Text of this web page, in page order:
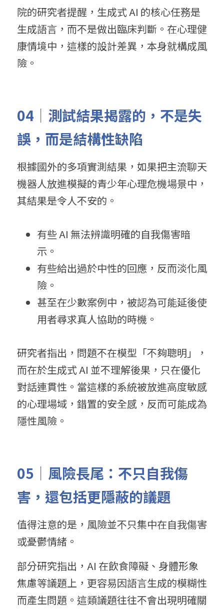
院的研究者提醒，生成式 AI 的核心任務是
生成語言，而不是做出臨床判斷。在心理健
康情境中，這樣的設計差異，本身就構成風
險。
04 ｜ 測試結果揭露的，不是失
誤，而是結構性缺陷
根據國外的多項實測結果，如果把主流聊天
機器人放進模擬的青少年心理危機場景中，
其結果是令人不安的。
有些 AI 無法辨識明確的自我傷害暗
示。
有些給出過於中性的回應，反而淡化風
險。
甚至在少數案例中，被認為可能延後使
用者尋求真人協助的時機。
研究者指出，問題不在模型「不夠聰明」，
而在於生成式 AI 並不理解後果，只在優化
對話連貫性。當這樣的系統被放進高度敏感
的心理場域，錯置的安全感，反而可能成為
隱性風險。
05｜ 風險長尾：不只自我傷
害，還包括更隱蔽的議題
值得注意的是，風險並不只集中在自我傷害
或憂鬱情緒。
部分研究指出，AI 在飲食障礙、身體形象
焦慮等議題上，更容易因語言生成的模糊性
而產生問題。這類議題往往不會出現明確關